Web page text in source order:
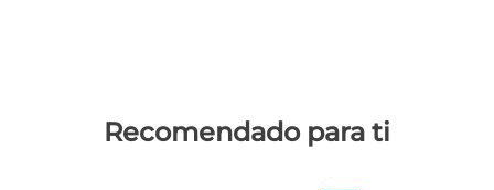
Recomendado para ti